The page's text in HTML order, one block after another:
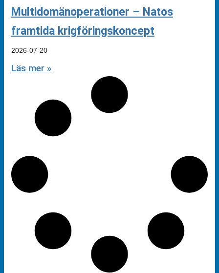
Multidomänoperationer – Natos
framtida krigföringskoncept
2026-07-20
Läs mer »